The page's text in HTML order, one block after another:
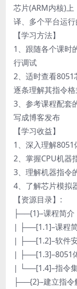
芯片(ARM内核)上
译、多个平台运行
【学习方法】
1、跟随各个课时
行调试
2、适时查看
逐条理解其指令
3、参考课程配套
写成博客发布
【学习收益】
1、深入理解8051
2、掌握CPU机器
3、理解机器指令
4、了解芯片模拟
【资源目录】:
├──{1}–课程简介
| ├──[1.1]–课程
| ├──[1.2]–软件
| ├──[1.3]–8051
| └──[1.4]–指令
├──{2}–建立指令